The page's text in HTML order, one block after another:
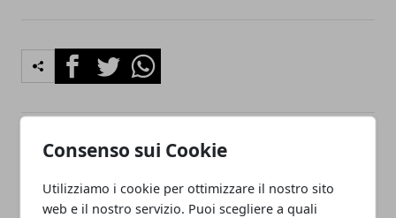
Consenso sui Cookie
Utilizziamo i cookie per ottimizzare il nostro sito
web e il nostro servizio. Puoi scegliere a quali
FacebookTwitterWhatsapp
Articolo Precedente
con chaise longue
sicurezza?